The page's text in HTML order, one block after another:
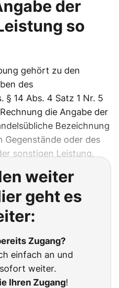
der
so
gehört zu den
des
§ 14 Abs. 4 Satz 1 Nr. 5
die Angabe der
Bezeichnung
Gegenstände oder des
sonstigen Leistung.
weiter
geht es
Zugang?
einfach an und
weiter.
Ihren Zugang!